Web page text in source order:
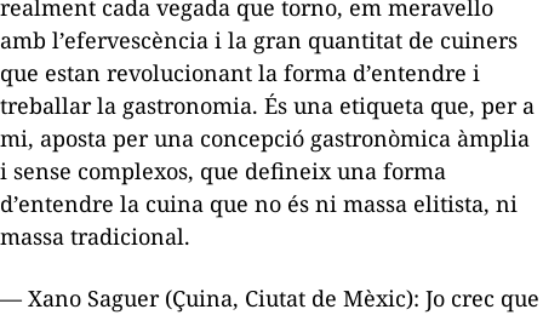
realment cada vegada que torno, em meravello
amb l’efervescència i la gran quantitat de cuiners
que estan revolucionant la forma d’entendre i
treballar la gastronomia. És una etiqueta que, per a
mi, aposta per una concepció gastronòmica àmplia
i sense complexos, que defineix una forma
d’entendre la cuina que no és ni massa elitista, ni
massa tradicional.
— Xano Saguer (Çuina, Ciutat de Mèxic): Jo crec que